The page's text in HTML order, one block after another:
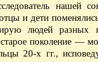
нашей
и дети
людей разных
поколение —
20-х гг.,